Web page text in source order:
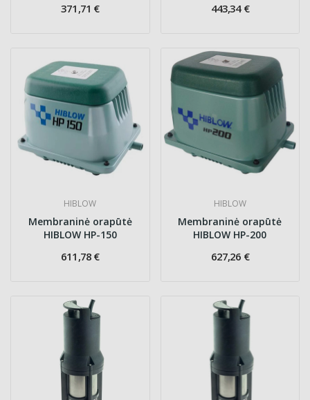
371,71 € 443,34 €
HIBLOW
Membraninė orapūtė
HIBLOW HP-150
611,78 €
HIBLOW
Membraninė orapūtė
HIBLOW HP-200
627,26 €